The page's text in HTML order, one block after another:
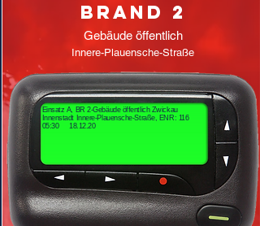
Brand 2
Gebäude öffentlich
Innere-Plauensche-Straße
Einsatz A, BR 2-Gebäude öffentlich Zwickau
Innenstadt Innere-Plauensche-Straße, ENR: 116
05:30 18.12.20